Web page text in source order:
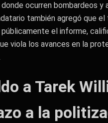
donde ocurren bombardeos y
también agregó que
públicamente el informe,
viola los avances en la
a Tarek
a la